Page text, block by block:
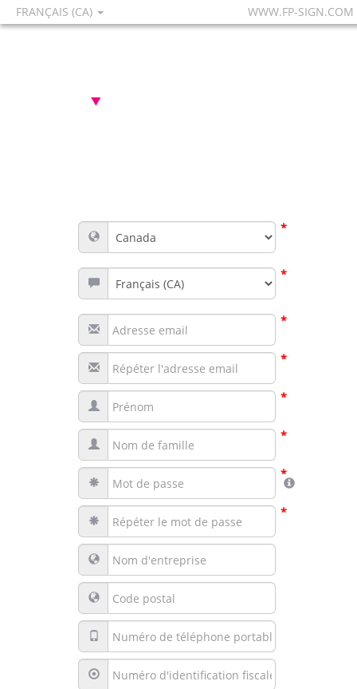
FRANÇAIS (CA) WWW.FP-SIGN.COM
*
*
*
*
*
*
*
*